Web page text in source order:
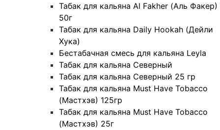
Табак для кальяна Al Fakher (Аль Факер)
50г
Табак для кальяна Daily Hookah (Дейли
Хука)
Бестабачная смесь для кальяна Leyla
Табак для кальяна Северный
Табак для кальяна Северный 25 гр
Табак для кальяна Must Have Tobacco
(Мастхэв) 125гр
Табак для кальяна Must Have Tobacco
(Мастхэв) 25г